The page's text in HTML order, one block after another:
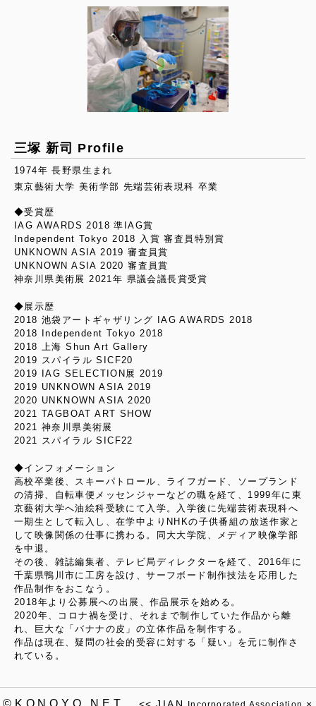
三塚 新司 Profile
1974年 長野県生まれ
東京藝術大学 美術学部 先端芸術表現科 卒業
◆受賞歴
IAG AWARDS 2018 準IAG賞
Independent Tokyo 2018 入賞 審査員特別賞
UNKNOWN ASIA 2019 審査員賞
UNKNOWN ASIA 2020 審査員賞
神奈川県美術展 2021年 県議会議長賞受賞
◆展示歴
2018 池袋アートギャザリング IAG AWARDS 2018
2018 Independent Tokyo 2018
2018 上海 Shun Art Gallery
2019 スパイラル SICF20
2019 IAG SELECTION展 2019
2019 UNKNOWN ASIA 2019
2020 UNKNOWN ASIA 2020
2021 TAGBOAT ART SHOW
2021 神奈川県美術展
2021 スパイラル SICF22
◆インフォメーション
高校卒業後、スキーパトロール、ライフガード、ソープランド
の清掃、自転車便メッセンジャーなどの職を経て、1999年に東
京藝術大学へ油絵科受験にて入学。入学後に先端芸術表現科へ
一期生として転入し、在学中よりNHKの子供番組の放送作家と
して映像関係の仕事に携わる。同大大学院、メディア映像学部
を中退。
その後、雑誌編集者、テレビ局ディレクターを経て、2016年に
千葉県鴨川市に工房を設け、サーフボード制作技法を応用した
作品制作をおこなう。
2018年より公募展への出展、作品展示を始める。
2020年、コロナ禍を受け、それまで制作していた作品から離
れ、巨大な「バナナの皮」の立体作品を制作する。
作品は現在、疑問の社会的受容に対する「疑い」を元に制作さ
れている。
©KONOYO.NET